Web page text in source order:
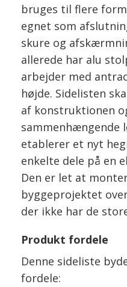
bruges til flere
egnet som
skure og
allerede har alu
arbejder med
højde. Sidelisten
af konstruktionen
sammenhængende
etablerer et nyt
enkelte dele på en
Den er let at
byggeprojektet
der ikke har de
Produkt fordele
Denne sideliste
fordele: